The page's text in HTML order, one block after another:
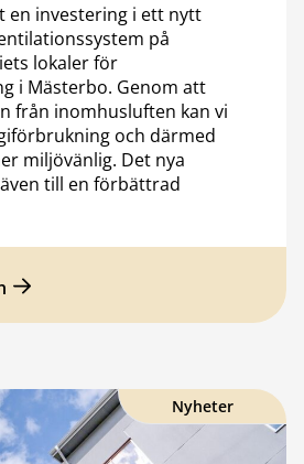
en investering i ett nytt
på
lokaler för
i Mästerbo. Genom att
från inomhusluften kan vi
och därmed
miljövänlig. Det nya
till en förbättrad
Nyheter